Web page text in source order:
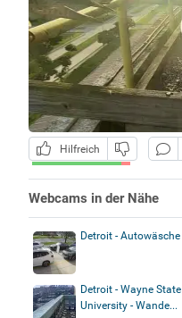
Hilfreich
Webcams in der Nähe
Detroit - Autowäsche
Detroit - Wayne State
University - Wande...